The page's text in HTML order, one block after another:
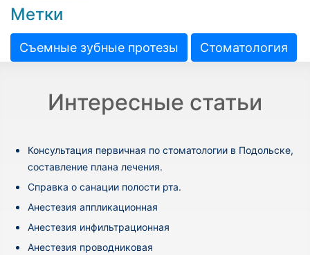
Метки
Съемные зубные протезы Стоматология
Интересные статьи
Консультация первичная по стоматологии в Подольске,
составление плана лечения.
Cправка о санации полости рта.
Анестезия аппликационная
Анестезия инфильтрационная
Анестезия проводниковая